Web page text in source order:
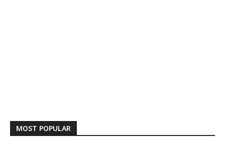
MOST POPULAR